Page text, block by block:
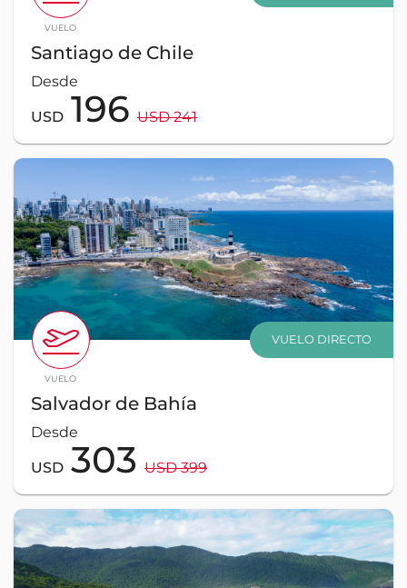
VUELO
Santiago de Chile
Desde
USD 196 USD 241
VUELO
VUELO DIRECTO
Salvador de Bahía
Desde
USD 303 USD 399